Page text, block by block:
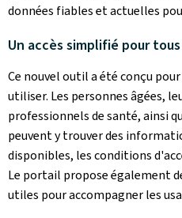
données fiables et actuelles
Un accès simplifié pour tous
Ce nouvel outil a été conçu
utiliser. Les personnes âgées,
professionnels de santé, ainsi
peuvent y trouver des
disponibles, les conditions
Le portail propose également
utiles pour accompagner les